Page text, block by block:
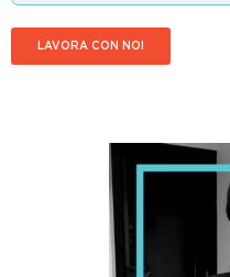
LAVORA CON NOI